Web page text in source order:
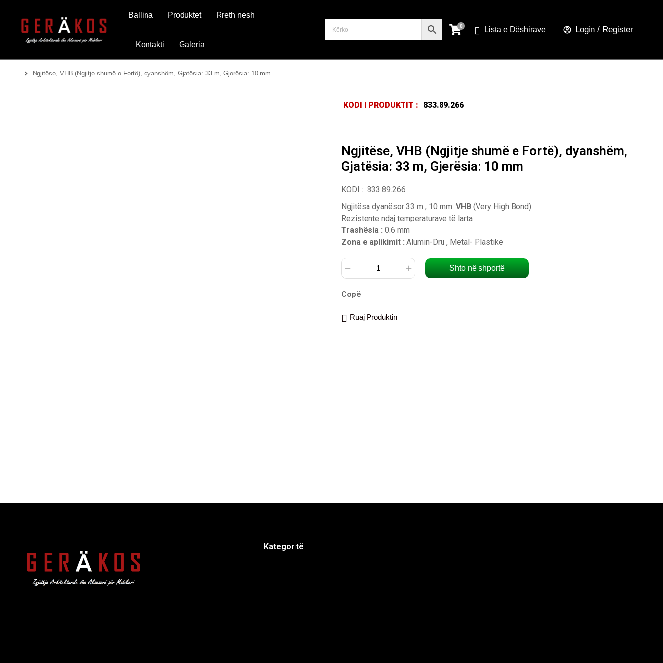
Ballina Produktet Rreth nesh
Kontakti Galeria
Lista e Dëshirave Login / Register
You are here:
Ngjitëse, VHB (Ngjitje shumë e Fortë), dyanshëm, Gjatësia: 33 m, Gjerësia: 10 mm
KODI I PRODUKTIT : 833.89.266
Ngjitëse, VHB (Ngjitje shumë e Fortë), dyanshëm,
Gjatësia: 33 m, Gjerësia: 10 mm
KODI : 833.89.266
Ngjitësa dyanësor 33 m , 10 mm .VHB (Very High Bond)
Rezistente ndaj temperaturave të larta
Trashësia : 0.6 mm
Zona e aplikimit : Alumin-Dru , Metal- Plastikë
Shto në shportë
Copë
Ruaj Produktin
Kategoritë